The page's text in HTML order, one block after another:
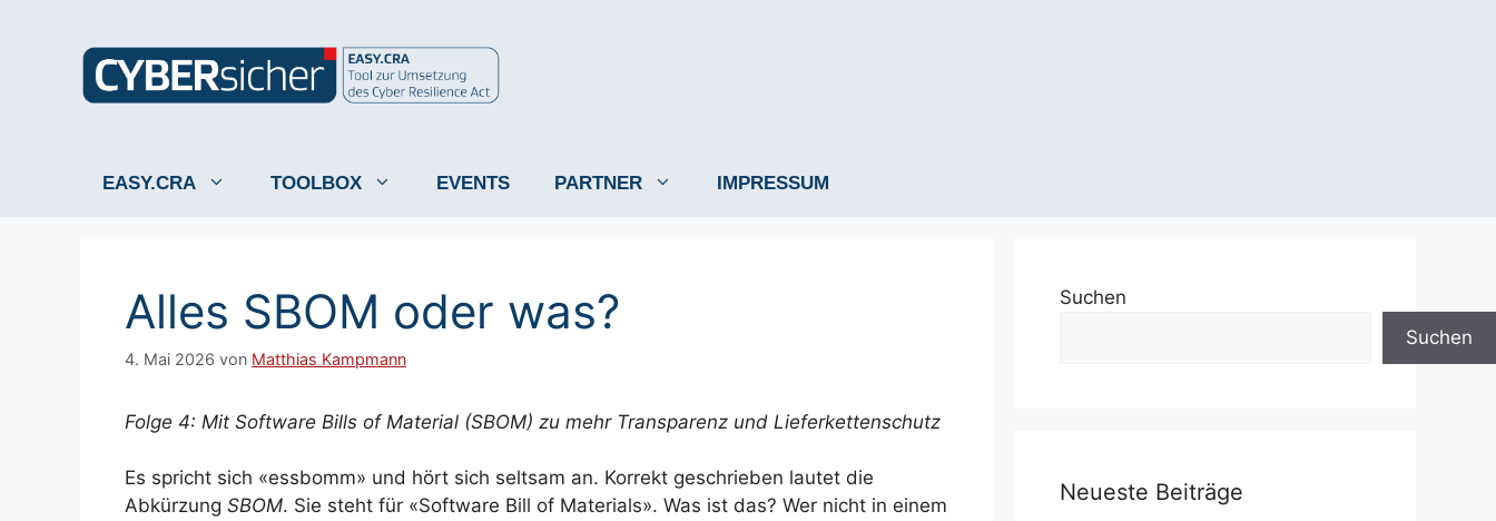
EASY.CRA TOOLBOX EVENTS PARTNER IMPRESSUM
Alles SBOM oder was?
4. Mai 2026 von Matthias Kampmann
Folge 4: Mit Software Bills of Material (SBOM) zu mehr Transparenz und Lieferkettenschutz
Es spricht sich «essbomm» und hört sich seltsam an. Korrekt geschrieben lautet die
Abkürzung SBOM. Sie steht für «Software Bill of Materials». Was ist das? Wer nicht in einem
Suchen
Suchen
Neueste Beiträge